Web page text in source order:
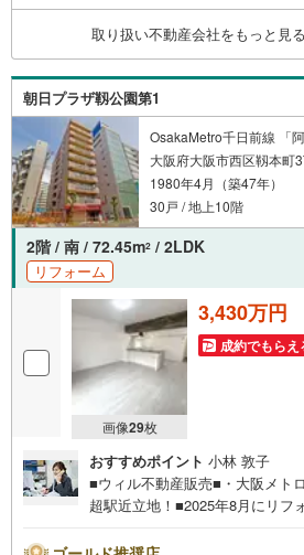
取り扱い不動産会社をもっと見
朝日プラザ靱公園第1
OsakaMetro千日前線 「
大阪府大阪市西区靱本町
1980年4月（築47年）
30戸 / 地上10階
2階 / 南 / 72.45m2 / 2LDK
リフォーム
画像29枚
3,430万円
成約でもらえ
おすすめポイント 小林 敦子
■ウィル不動産販売■・大阪メト
超駅近立地！■2025年8月にリフ
ス、フローリング張替え・CF張